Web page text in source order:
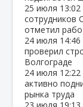
25 июля 13:02
сотрудников
отметил
24 июля 14:46
проверил
Волгограде
24 июля 12:22
активно
рынка труда